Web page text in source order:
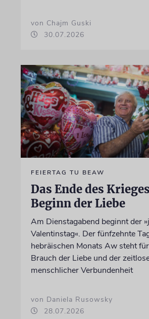
von Chajm Guski
30.07.2026
FEIERTAG TU BEAW
Das Ende des
Beginn der Liebe
Am Dienstagabend beginnt der
Valentinstag«. Der fünfzehnte
hebräischen Monats Aw steht
Brauch der Liebe und der
menschlicher Verbundenheit
von Daniela Rusowsky
28.07.2026